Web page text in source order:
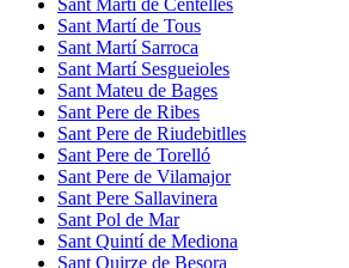
Sant Martí de Tous
Sant Martí Sarroca
Sant Martí Sesgueioles
Sant Mateu de Bages
Sant Pere de Ribes
Sant Pere de Riudebitlles
Sant Pere de Torelló
Sant Pere de Vilamajor
Sant Pere Sallavinera
Sant Pol de Mar
Sant Quintí de Mediona
Sant Quirze de Besora